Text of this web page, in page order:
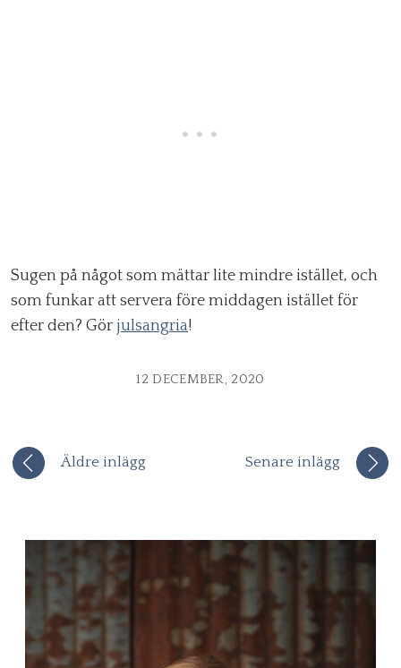
Sugen på något som mättar lite mindre istället, och
som funkar att servera före middagen istället för
efter den? Gör julsangria!
12 DECEMBER, 2020
Äldre inlägg Senare inlägg